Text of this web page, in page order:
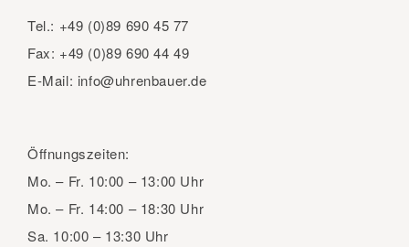
Tel.: +49 (0)89 690 45 77
Fax: +49 (0)89 690 44 49
E-Mail: info@uhrenbauer.de
Öffnungszeiten:
Mo. – Fr. 10:00 – 13:00 Uhr
Mo. – Fr. 14:00 – 18:30 Uhr
Sa. 10:00 – 13:30 Uhr